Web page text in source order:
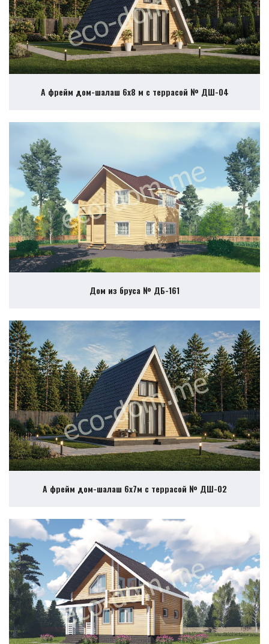
А фрейм дом-шалаш 6х8 м с террасой № ДШ-04
Дом из бруса № ДБ-161
А фрейм дом-шалаш 6х7м с террасой № ДШ-02